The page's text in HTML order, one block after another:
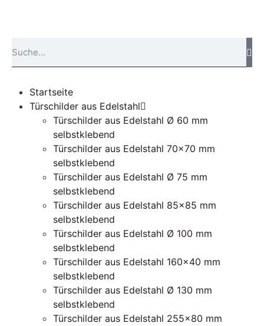
Startseite
Türschilder aus Edelstahl
Türschilder aus Edelstahl Ø 60 mm
selbstklebend
Türschilder aus Edelstahl 70×70 mm
selbstklebend
Türschilder aus Edelstahl Ø 75 mm
selbstklebend
Türschilder aus Edelstahl 85×85 mm
selbstklebend
Türschilder aus Edelstahl Ø 100 mm
selbstklebend
Türschilder aus Edelstahl 160×40 mm
selbstklebend
Türschilder aus Edelstahl Ø 130 mm
selbstklebend
Türschilder aus Edelstahl 255×80 mm